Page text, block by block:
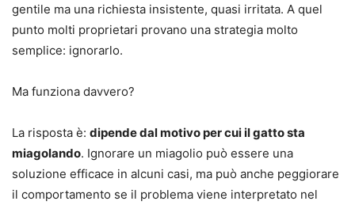
gentile ma una richiesta insistente, quasi irritata. A quel
punto molti proprietari provano una strategia molto
semplice: ignorarlo.
Ma funziona davvero?
La risposta è: dipende dal motivo per cui il gatto sta
miagolando. Ignorare un miagolio può essere una
soluzione efficace in alcuni casi, ma può anche peggiorare
il comportamento se il problema viene interpretato nel